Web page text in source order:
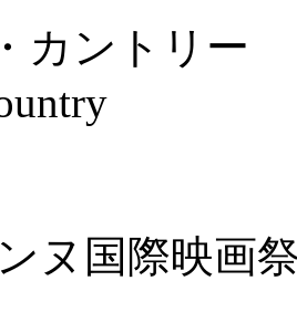
カントリー
ヌ国際映画